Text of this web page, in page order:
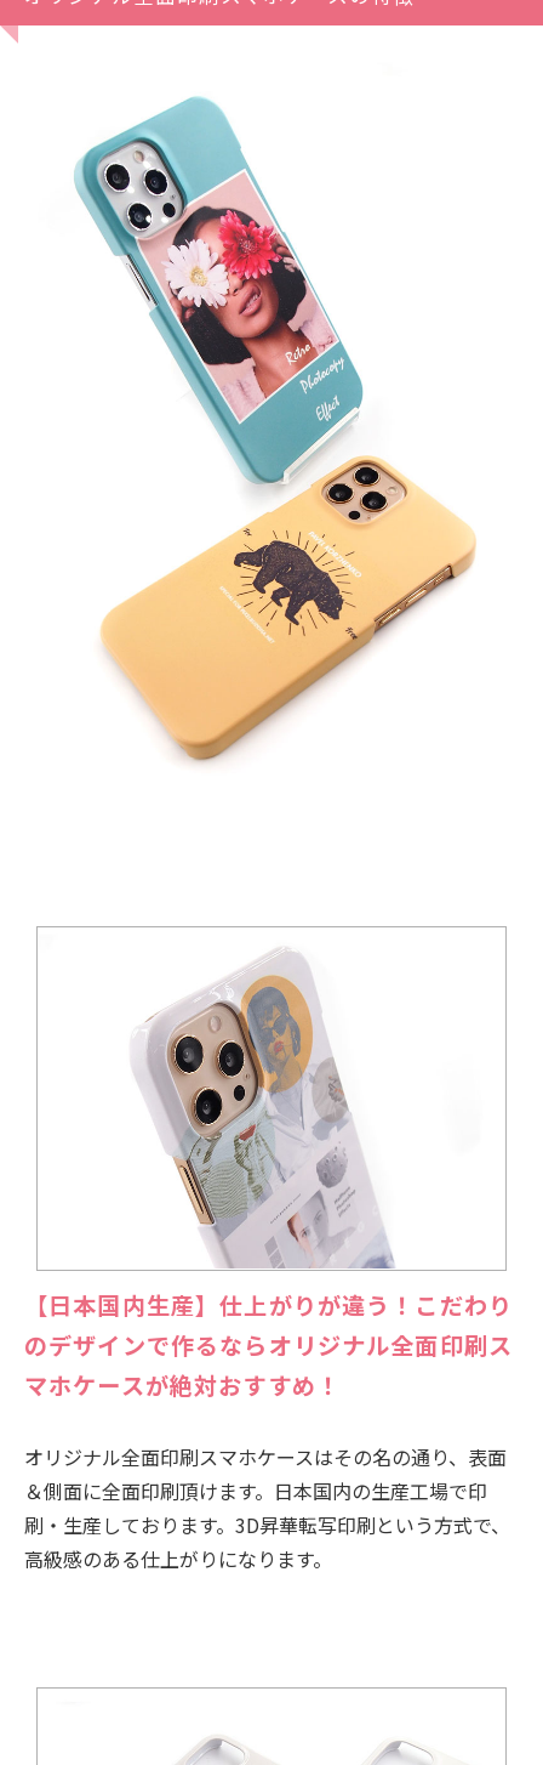
【日本国内生産】仕上がりが違う！こだわり
のデザインで作るならオリジナル全面印刷ス
マホケースが絶対おすすめ！
オリジナル全面印刷スマホケースはその名の通り、表面
＆側面に全面印刷頂けます。日本国内の生産工場で印
刷・生産しております。3D昇華転写印刷という方式で、
高級感のある仕上がりになります。